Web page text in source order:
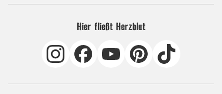
Hier fließt Herzblut